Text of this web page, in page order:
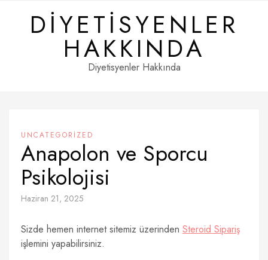
DIYETISYENLER
HAKKINDA
Diyetisyenler Hakkında
UNCATEGORIZED
Anapolon ve Sporcu
Psikolojisi
Haziran 21, 2025
Sizde hemen internet sitemiz üzerinden Steroid Sipariş
işlemini yapabilirsiniz.